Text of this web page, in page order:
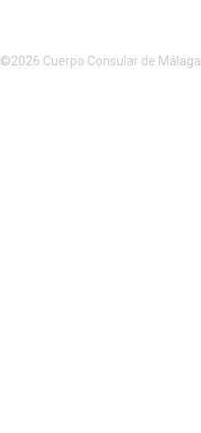
©2026 Cuerpo Consular de Málaga